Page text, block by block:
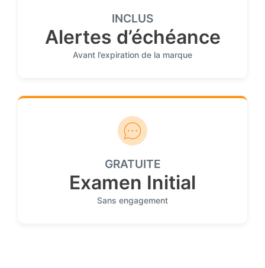
INCLUS
Alertes d’échéance
Avant l’expiration de la marque
GRATUITE
Examen Initial
Sans engagement